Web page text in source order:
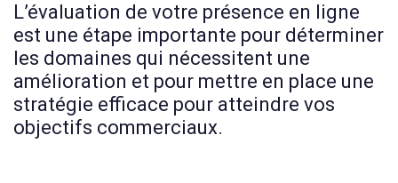
L’évaluation de votre présence en ligne
est une étape importante pour déterminer
les domaines qui nécessitent une
amélioration et pour mettre en place une
stratégie efficace pour atteindre vos
objectifs commerciaux.